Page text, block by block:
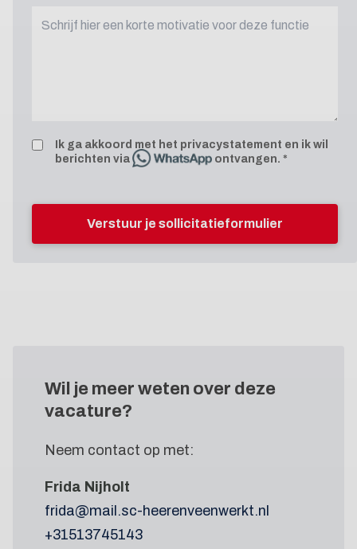
Ik ga akkoord met het privacystatement en ik wil
berichten via
ontvangen.
Verstuur je sollicitatieformulier
Wil je meer weten over deze
vacature?
Neem contact op met:
Frida Nijholt
frida@mail.sc-heerenveenwerkt.nl
+31513745143